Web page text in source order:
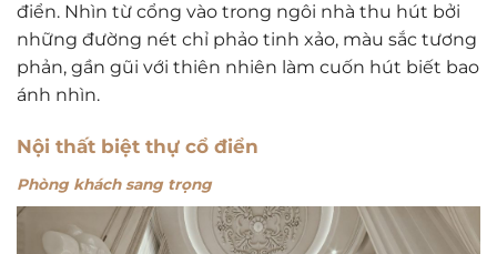
điển. Nhìn từ cổng vào trong ngôi nhà thu hút bởi
những đường nét chỉ phảo tinh xảo, màu sắc tương
phản, gần gũi với thiên nhiên làm cuốn hút biết bao
ánh nhìn.
Nội thất biệt thự cổ điển
Phòng khách sang trọng